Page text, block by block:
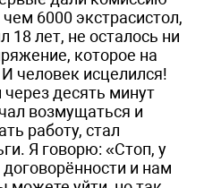
6000 экстрасистол,
лет, не осталось ни
которое на
человек исцелился!
десять минут
возмущаться и
работу, стал
Я говорю: «Стоп, у
и нам